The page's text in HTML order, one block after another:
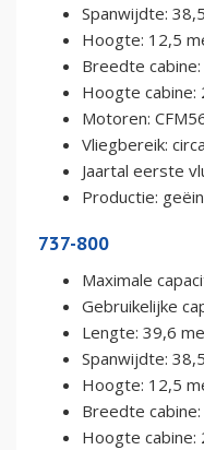
Spanwijdte:
Hoogte: 12,5
Breedte
Hoogte
Motoren:
Vliegbereik:
Jaartal eerste
Productie:
737-800
Maximale
Gebruikelijke
Lengte: 39,6
Spanwijdte:
Hoogte: 12,5
Breedte
Hoogte